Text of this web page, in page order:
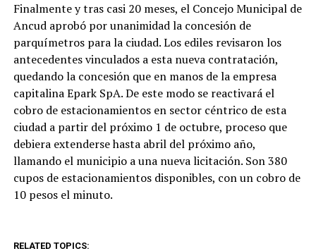
Finalmente y tras casi 20 meses, el Concejo Municipal de
Ancud aprobó por unanimidad la concesión de
parquímetros para la ciudad. Los ediles revisaron los
antecedentes vinculados a esta nueva contratación,
quedando la concesión que en manos de la empresa
capitalina Epark SpA. De este modo se reactivará el
cobro de estacionamientos en sector céntrico de esta
ciudad a partir del próximo 1 de octubre, proceso que
debiera extenderse hasta abril del próximo año,
llamando el municipio a una nueva licitación. Son 380
cupos de estacionamientos disponibles, con un cobro de
10 pesos el minuto.
RELATED TOPICS: